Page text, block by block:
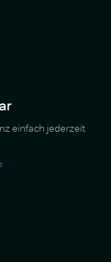
einfach jederzeit